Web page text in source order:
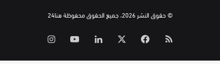
© حقوق النشر 2026، جميع الحقوق محفوظة هنا24
ملخص
فيسبوك لينكدإن ‫YouTube